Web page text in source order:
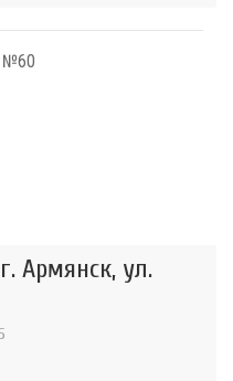
№60
Армянск, ул.